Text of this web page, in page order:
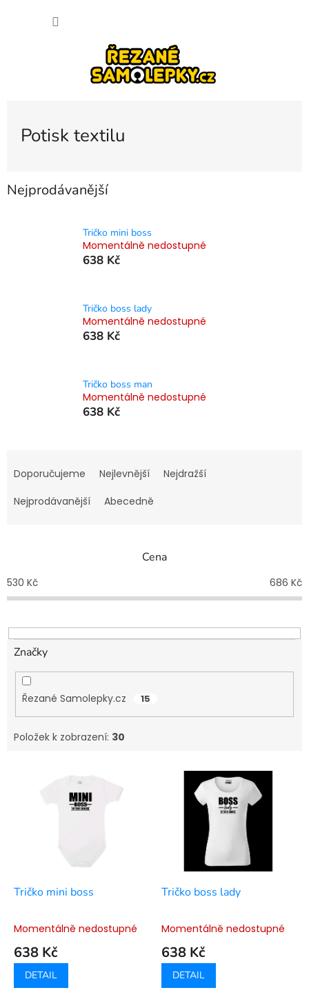
Potisk textilu
Nejprodávanější
Tričko mini boss
Momentálně nedostupné
638 Kč
Tričko boss lady
Momentálně nedostupné
638 Kč
Tričko boss man
Momentálně nedostupné
638 Kč
o
d
k
t
Doporučujeme Nejlevnější
Nejdražší
Nejprodávanější
Abecedně
Cena
530 Kč 686 Kč
Značky
Řezané Samolepky.cz 15
Položek k zobrazení: 30
dTričko mini boss
Momentálně nedostupné
638 Kč
DETAIL
Tričko boss lady
Momentálně nedostupné
638 Kč
DETAIL